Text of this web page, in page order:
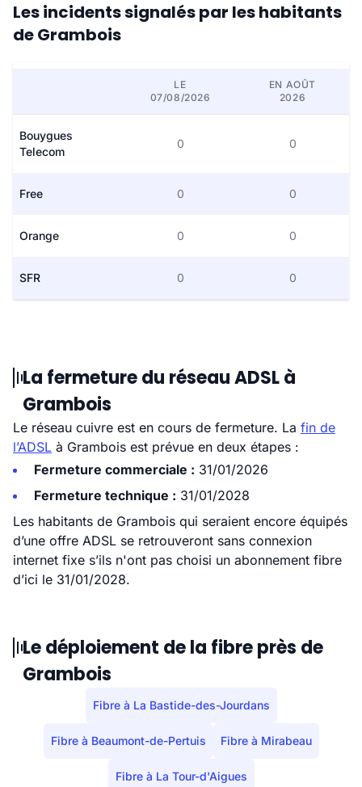
Les incidents signalés par les habitants
de Grambois
LE
07/08/2026
EN AOÛT
2026
Bouygues
Telecom
0 0
Free 0 0
Orange 0 0
SFR 0 0
La fermeture du réseau ADSL à
Grambois
Le réseau cuivre est en cours de fermeture. La fin de
l’ADSL à Grambois est prévue en deux étapes :
Fermeture commerciale : 31/01/2026
Fermeture technique : 31/01/2028
Les habitants de Grambois qui seraient encore équipés
d’une offre ADSL se retrouveront sans connexion
internet fixe s’ils n'ont pas choisi un abonnement fibre
d’ici le 31/01/2028.
Le déploiement de la fibre près de
Grambois
Fibre à La Bastide-des-Jourdans
Fibre à Beaumont-de-Pertuis Fibre à Mirabeau
Fibre à La Tour-d'Aigues